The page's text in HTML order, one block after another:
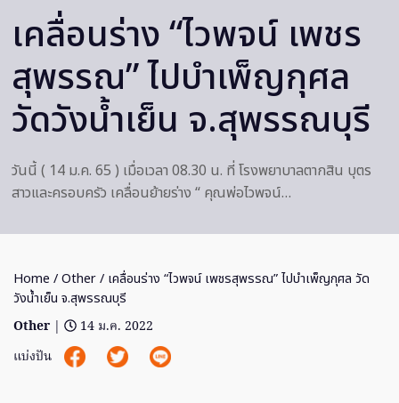
เคลื่อนร่าง “ไวพจน์ เพชร
สุพรรณ” ไปบำเพ็ญกุศล
วัดวังน้ำเย็น จ.สุพรรณบุรี
วันนี้ ( 14 ม.ค. 65 ) เมื่อเวลา 08.30 น. ที่ โรงพยาบาลตากสิน บุตร
สาวและครอบครัว เคลื่อนย้ายร่าง “ คุณพ่อไวพจน์…
Home /Other/ เคลื่อนร่าง “ไวพจน์ เพชรสุพรรณ” ไปบำเพ็ญกุศล วัด
วังน้ำเย็น จ.สุพรรณบุรี
Other |
14 ม.ค. 2022
แบ่งปัน